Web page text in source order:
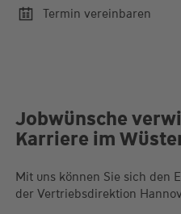
Termin vereinbaren
Jobwünsche
Karriere im
Mit uns können Sie sich den
der Vertriebsdirektion